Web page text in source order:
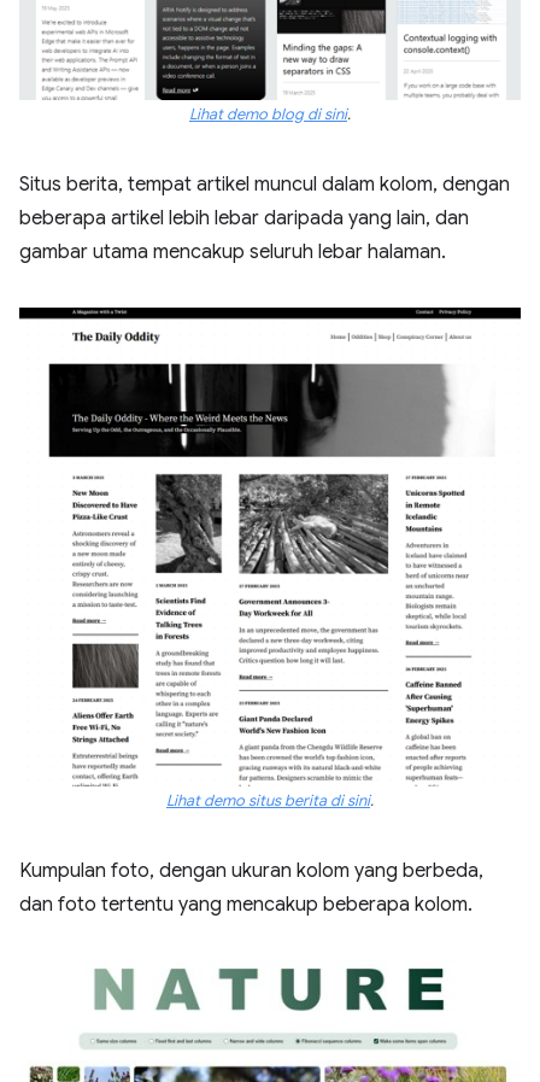
Lihat demo blog di sini.
Situs berita, tempat artikel muncul dalam kolom, dengan
beberapa artikel lebih lebar daripada yang lain, dan
gambar utama mencakup seluruh lebar halaman.
Lihat demo situs berita di sini.
Kumpulan foto, dengan ukuran kolom yang berbeda,
dan foto tertentu yang mencakup beberapa kolom.